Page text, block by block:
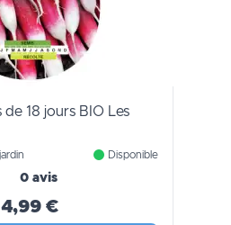
de 18 jours BIO Les
Disponible
0 avis
4,99 €